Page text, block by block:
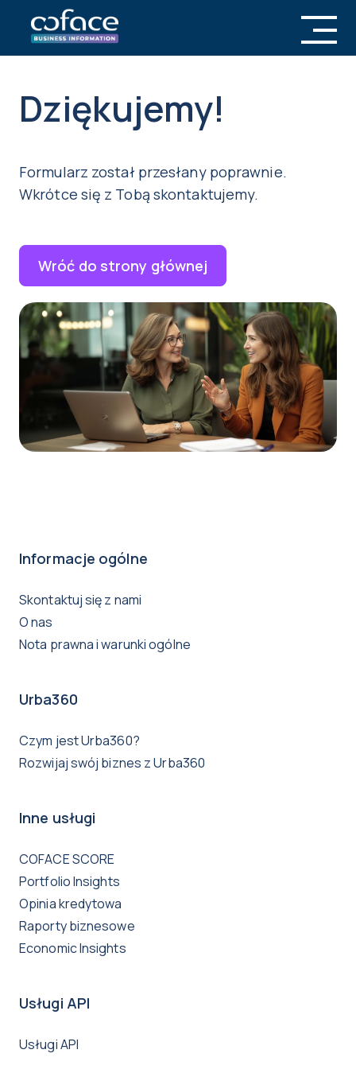
Dziękujemy!
Formularz został przesłany poprawnie.
Wkrótce się z Tobą skontaktujemy.
Wróć do strony głównej
Informacje ogólne
Skontaktuj się z nami
O nas
Nota prawna i warunki ogólne
Urba360
Czym jest Urba360?
Rozwijaj swój biznes z Urba360
Inne usługi
COFACE SCORE
Portfolio Insights
Opinia kredytowa
Raporty biznesowe
Economic Insights
Usługi API
Usługi API